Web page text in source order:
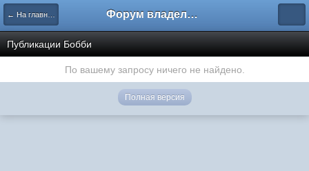
← На главную Форум владельцев интернет-магазинов
Публикации Бобби
По вашему запросу ничего не найдено.
Полная версия